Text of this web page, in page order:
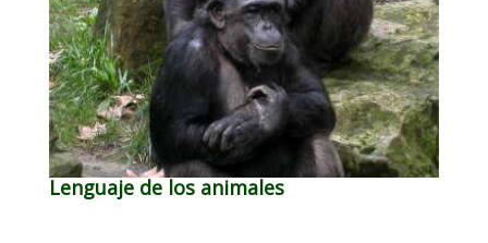
Lenguaje de los animales